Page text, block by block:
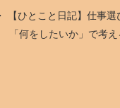
【ひとこと日記】仕事
「何をしたいか」で考